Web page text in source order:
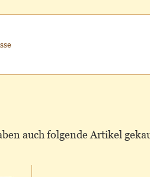
auch folgende Artikel